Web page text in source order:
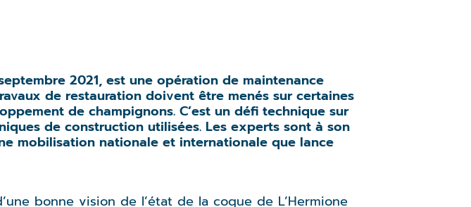
2021, est une opération de maintenance
de restauration doivent être menés sur certaines
de champignons. C’est un défi technique sur
de construction utilisées. Les experts sont à son
mobilisation nationale et internationale que lance
bonne vision de l’état de la coque de L’Hermione